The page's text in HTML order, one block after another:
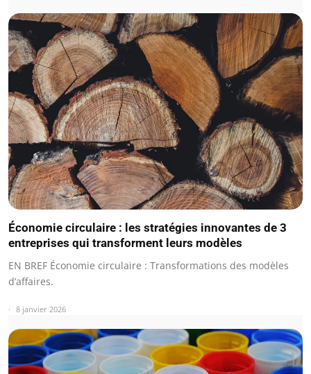
Économie circulaire : les stratégies innovantes de 3
entreprises qui transforment leurs modèles
EN BREF Économie circulaire : Transformations des modèles
d’affaires.
8 janvier 2026